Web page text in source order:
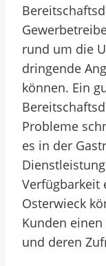
rund um die
dringende
können. Ein
Probleme
es in der
Verfügbarkeit
Osterwieck
Kunden
und deren